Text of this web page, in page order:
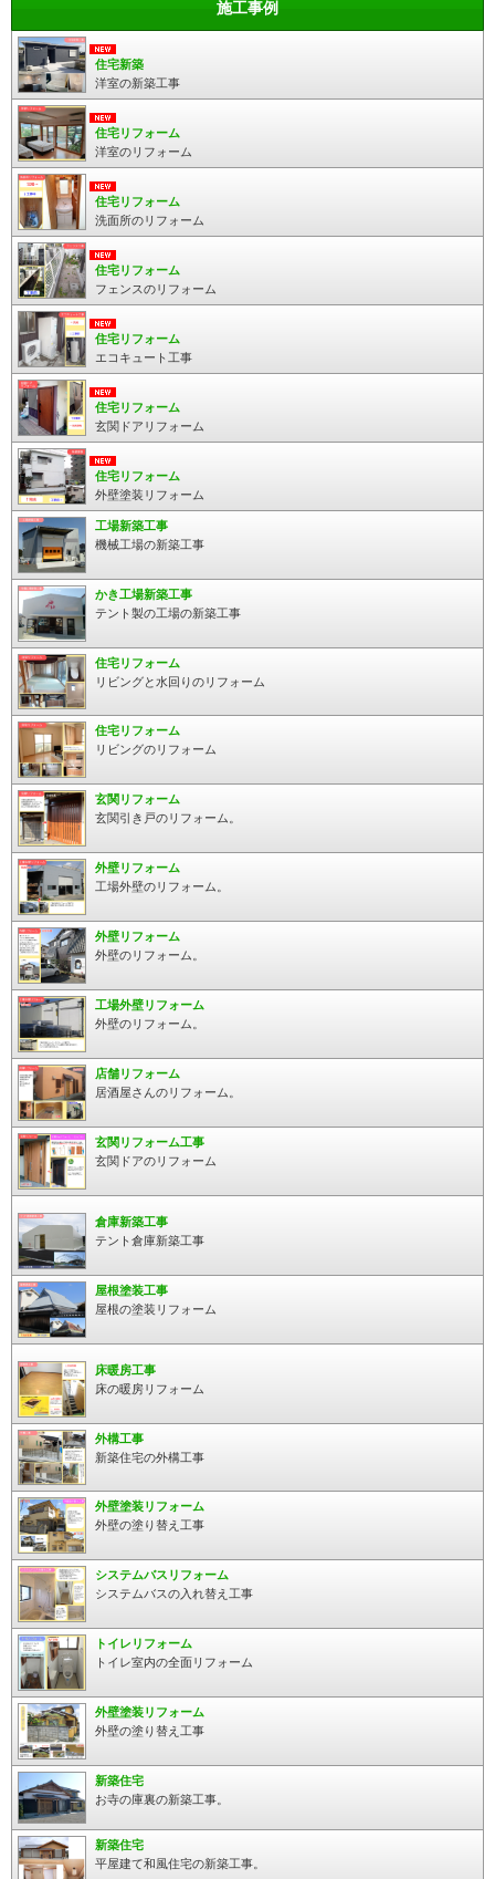
施工事例
住宅新築
洋室の新築工事
住宅リフォーム
洋室のリフォーム
住宅リフォーム
洗面所のリフォーム
住宅リフォーム
フェンスのリフォーム
住宅リフォーム
エコキュート工事
住宅リフォーム
玄関ドアリフォーム
住宅リフォーム
外壁塗装リフォーム
工場新築工事
機械工場の新築工事
かき工場新築工事
テント製の工場の新築工事
住宅リフォーム
リビングと水回りのリフォーム
住宅リフォーム
リビングのリフォーム
玄関リフォーム
玄関引き戸のリフォーム。
外壁リフォーム
工場外壁のリフォーム。
外壁リフォーム
外壁のリフォーム。
工場外壁リフォーム
外壁のリフォーム。
店舗リフォーム
居酒屋さんのリフォーム。
玄関リフォーム工事
玄関ドアのリフォーム
倉庫新築工事
テント倉庫新築工事
屋根塗装工事
屋根の塗装リフォーム
床暖房工事
床の暖房リフォーム
外構工事
新築住宅の外構工事
外壁塗装リフォーム
外壁の塗り替え工事
システムバスリフォーム
システムバスの入れ替え工事
トイレリフォーム
トイレ室内の全面リフォーム
外壁塗装リフォーム
外壁の塗り替え工事
新築住宅
お寺の庫裏の新築工事。
新築住宅
平屋建て和風住宅の新築工事。